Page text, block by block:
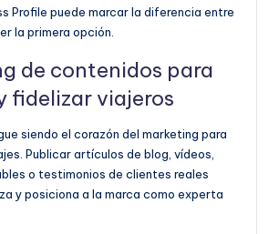
Profile puede marcar la diferencia entre
la primera opción.
de contenidos para
fidelizar viajeros
siendo el corazón del marketing para
Publicar artículos de blog, vídeos,
o testimonios de clientes reales
y posiciona a la marca como experta